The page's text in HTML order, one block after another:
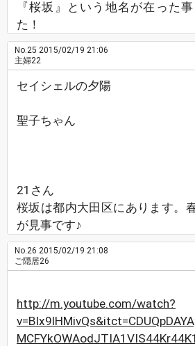
『桜坂』という地名が在った
た！
No.25 2015/02/19 21:06
主婦22
セイシェルの夕陽
聖子ちゃん
21さん
桜坂は都内大田区にあります。
が見事です♪
No.26 2015/02/19 21:08
ご隠居26
http://m.youtube.com/watch?